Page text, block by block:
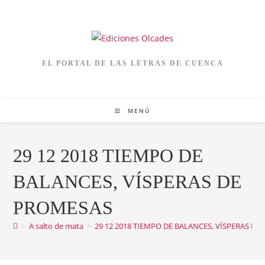
EL PORTAL DE LAS LETRAS DE CUENCA
MENÚ
29 12 2018 TIEMPO DE
BALANCES, VÍSPERAS DE
PROMESAS
> A salto de mata > 29 12 2018 TIEMPO DE BALANCES, VÍSPERAS DE